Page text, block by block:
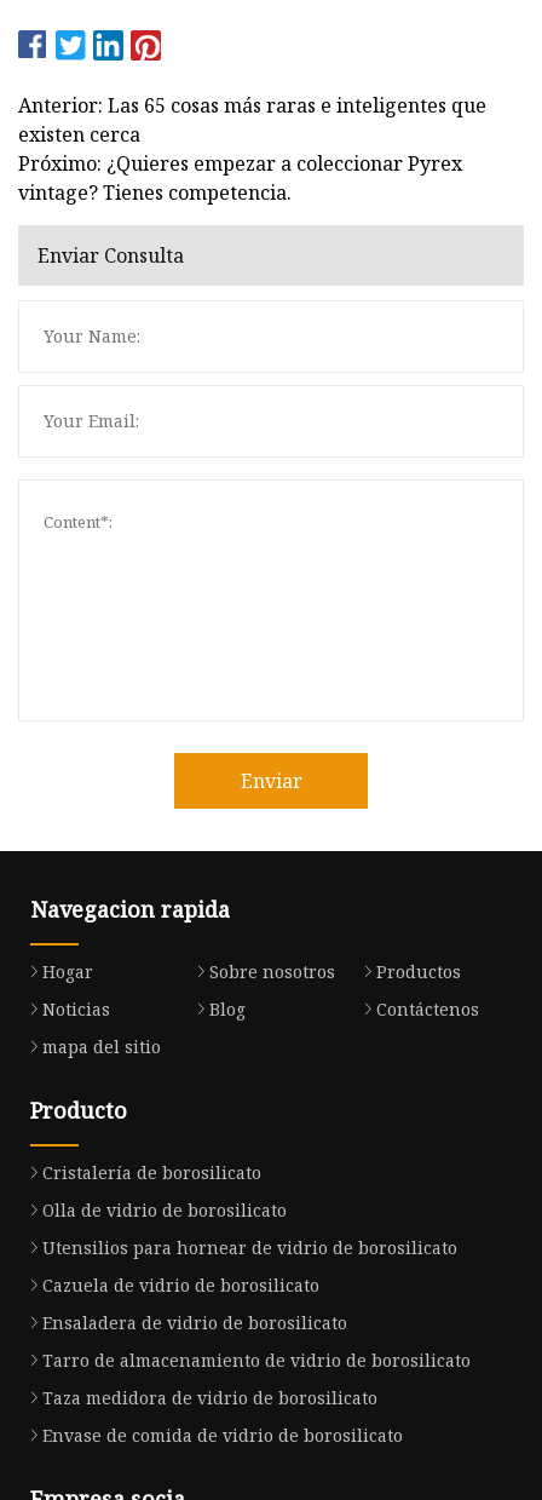
Anterior: Las 65 cosas más raras e inteligentes que
existen cerca
Próximo: ¿Quieres empezar a coleccionar Pyrex
vintage? Tienes competencia.
Enviar Consulta
Enviar
Navegacion rapida
Hogar Sobre nosotros
Productos
Noticias
Blog
Contáctenos
mapa del sitio
Producto
Cristalería de borosilicato
Olla de vidrio de borosilicato
Utensilios para hornear de vidrio de borosilicato
Cazuela de vidrio de borosilicato
Ensaladera de vidrio de borosilicato
Tarro de almacenamiento de vidrio de borosilicato
Taza medidora de vidrio de borosilicato
Envase de comida de vidrio de borosilicato